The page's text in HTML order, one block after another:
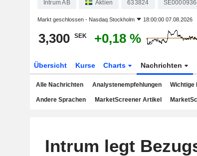
Intrum AB Aktien 633824
Markt geschlossen - Nasdaq Stockholm 18:00:00 07.08.2026
3,300 SEK +0,18 %
Übersicht Kurse Charts Nachrichten
Alle Nachrichten Analystenempfehlungen Wichtige
Andere Sprachen MarketScreener Artikel
Intrum legt